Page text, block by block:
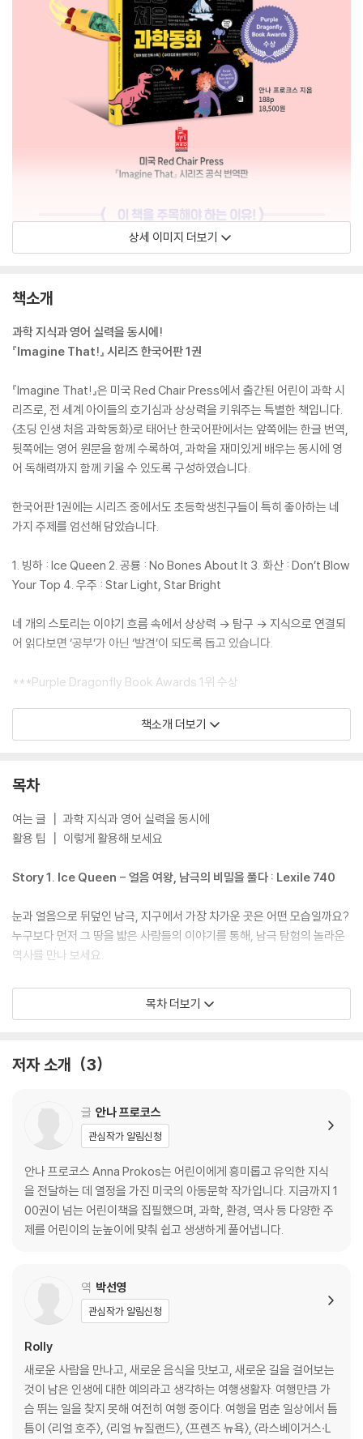
상세 이미지 더보기
책소개
과학 지식과 영어 실력을 동시에!
『Imagine That!』 시리즈 한국어판 1권
『Imagine That!』은 미국 Red Chair Press에서 출간된 어린이 과학 시
리즈로, 전 세계 아이들의 호기심과 상상력을 키워주는 특별한 책입니다.
〈초딩 인생 처음 과학동화〉로 태어난 한국어판에서는 앞쪽에는 한글 번역,
뒷쪽에는 영어 원문을 함께 수록하여, 과학을 재미있게 배우는 동시에 영
어 독해력까지 함께 키울 수 있도록 구성하였습니다.
한국어판 1권에는 시리즈 중에서도 초등학생친구들이 특히 좋아하는 네
가지 주제를 엄선해 담았습니다.
1. 빙하 : Ice Queen 2. 공룡 : No Bones About It 3. 화산 : Don’t Blow
Your Top 4. 우주 : Star Light, Star Bright
네 개의 스토리는 이야기 흐름 속에서 상상력 → 탐구 → 지식으로 연결되
어 읽다보면 ‘공부’가 아닌 ‘발견’이 되도록 돕고 있습니다.
***Purple Dragonfly Book Awards 1위 수상
책 속의 첫 번째 이야기, 『Ice Queen: 얼음 여왕, 남극의 비밀을 풀다』는
2017년 Purple Dragonfly Book Awards에서 어린이 논픽션 부문 1위
가치를 인정받은 작품에 수여되는 권위 있는 상으로, 이 작품에서는 특히
책소개 더보기
목차
여는 글 ┃ 과학 지식과 영어 실력을 동시에
활용 팁 ┃ 이렇게 활용해 보세요
Story 1. Ice Queen - 얼음 여왕, 남극의 비밀을 풀다 : Lexile 740
눈과 얼음으로 뒤덮인 남극, 지구에서 가장 차가운 곳은 어떤 모습일까요?
누구보다 먼저 그 땅을 밟은 사람들의 이야기를 통해, 남극 탐험의 놀라운
역사를 만나 보세요.
Story 2. No Bones About It - 뼈 없는 공룡 화석 이야기 : Lexile 65
한 화석은 어떻게 발견되고 연구될까요? 상상과 과학이 만나는 흥미진진
Story 3. Don’t Blow Your Top - 화산이 폭발하는 순간 : Lexile 58
지구 안에서 들끓는 마그마는 어떻게 분출될까요? 화산의 구조부터 불의
고리까지, 지구의 뜨거운 힘을 생생하게 느껴 보세요.
밤하늘을 수놓는 별과 행성, 유성까지! 우리가 보는 별똥별의 정체는 무엇
일까요? 우주를 이루는 천체들과 은하수의 비밀을 함께 탐험해요.
Book in Book : 영어 원문 Imagine That + QR로 듣는 영어 오디오
목차 더보기
저자 소개 3
글 안나 프로코스
관심작가 알림신청
안나 프로코스 Anna Prokos는 어린이에게 흥미롭고 유익한 지식
을 전달하는 데 열정을 가진 미국의 아동문학 작가입니다. 지금까지 1
00권이 넘는 어린이책을 집필했으며, 과학, 환경, 역사 등 다양한 주
제를 어린이의 눈높이에 맞춰 쉽고 생생하게 풀어냅니다.
역 박선영
관심작가 알림신청
Rolly
새로운 사람을 만나고, 새로운 음식을 맛보고, 새로운 길을 걸어보는
것이 남은 인생에 대한 예의라고 생각하는 여행생활자. 여행만큼 가
슴 뛰는 일을 찾지 못해 여전히 여행 중이다. 여행을 멈춘 일상에서 틈
틈이 〈리얼 호주〉, 〈리얼 뉴질랜드〉, 〈프렌즈 뉴욕〉, 〈라스베이거스·L